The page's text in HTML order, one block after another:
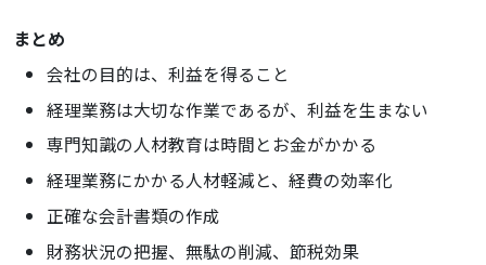
まとめ
会社の目的は、利益を得ること
経理業務は大切な作業であるが、利益を生まない
専門知識の人材教育は時間とお金がかかる
経理業務にかかる人材軽減と、経費の効率化
正確な会計書類の作成
財務状況の把握、無駄の削減、節税効果